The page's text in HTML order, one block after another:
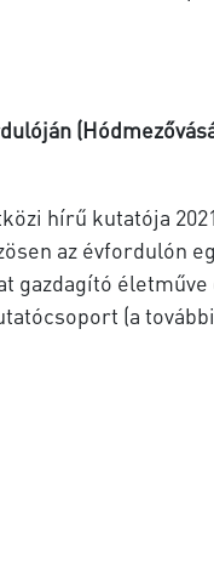
hírű kutatója
az évfordulón
gazdagító
(a